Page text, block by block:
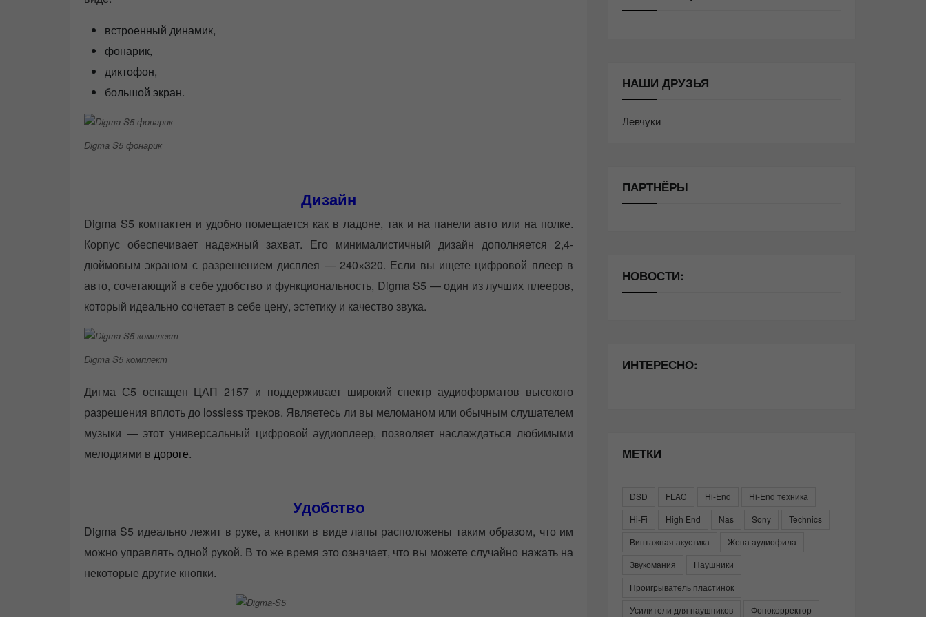
встроенный динамик,
фонарик,
диктофон,
большой экран.
Digma S5 фонарик
Дизайн
Digma S5 компактен и удобно помещается как в ладоне, так и на панели авто или на полке.
Корпус обеспечивает надежный захват. Его минималистичный дизайн дополняется 2,4-
дюймовым экраном с разрешением дисплея — 240×320. Если вы ищете цифровой плеер в
авто, сочетающий в себе удобство и функциональность, Digma S5 — один из лучших плееров,
который идеально сочетает в себе цену, эстетику и качество звука.
Digma S5 комплект
Дигма С5 оснащен ЦАП 2157 и поддерживает широкий спектр аудиоформатов высокого
разрешения вплоть до lossless треков. Являетесь ли вы меломаном или обычным слушателем
музыки — этот универсальный цифровой аудиоплеер, позволяет наслаждаться любимыми
мелодиями в дороге.
Удобство
Digma S5 идеально лежит в руке, а кнопки в виде лапы расположены таким образом, что им
можно управлять одной рукой. В то же время это означает, что вы можете случайно нажать на
некоторые другие кнопки.
НАШИ ДРУЗЬЯ
Левчуки
ПАРТНЁРЫ
НОВОСТИ:
ИНТЕРЕСНО:
МЕТКИ
DSD FLAC Hi-End
Hi-End техника
Hi-Fi
High End Nas Sony
Technics
Винтажная акустика
Жена аудиофила
Звукомания
Наушники
Проигрыватель пластинок
Усилители для наушников
Фонокорректор